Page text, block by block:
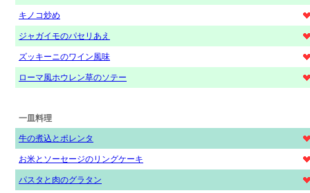
キノコ炒め
ジャガイモのパセリあえ
ズッキーニのワイン風味
ローマ風ホウレン草のソテー
一皿料理
牛の煮込とポレンタ
お米とソーセージのリングケーキ
パスタと肉のグラタン